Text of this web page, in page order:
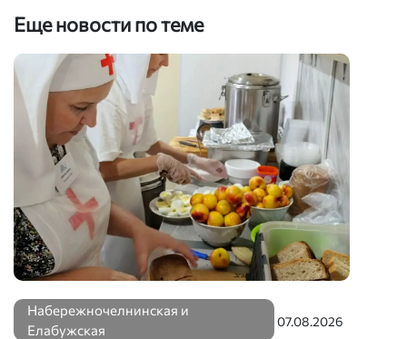
Еще новости по теме
Набережночелнинская и
Елабужская
07.08.2026